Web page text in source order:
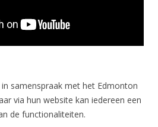
samenspraak met het Edmonton
via hun website kan iedereen een
de functionaliteiten.